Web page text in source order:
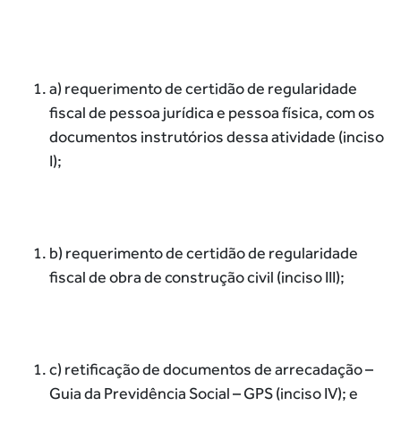
a) requerimento de certidão de regularidade
fiscal de pessoa jurídica e pessoa física, com os
documentos instrutórios dessa atividade (inciso
I);
b) requerimento de certidão de regularidade
fiscal de obra de construção civil (inciso III);
c) retificação de documentos de arrecadação –
Guia da Previdência Social – GPS (inciso IV); e